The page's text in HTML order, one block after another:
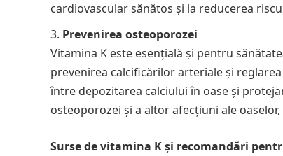
cardiovascular sănătos și la reducerea
Prevenirea osteoporozei
Vitamina K este esențială și pentru
prevenirea calcificărilor arteriale și
între depozitarea calciului în oase și
osteoporozei și a altor afecțiuni ale
Surse de vitamina K și recomandări